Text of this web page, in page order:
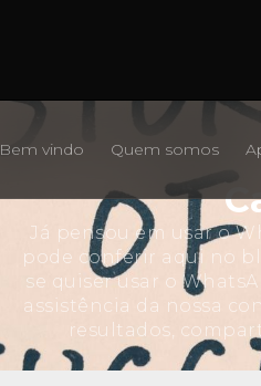
Bem vindo Quem somos
Já pensou em usar o
pode conferir aqui no
se quiser usar o
assistência da nossa
resultados,